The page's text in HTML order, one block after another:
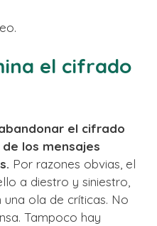
el cifrado
el cifrado
los mensajes
Por razones obvias, el
a diestro y siniestro,
ola de críticas. No
Tampoco hay